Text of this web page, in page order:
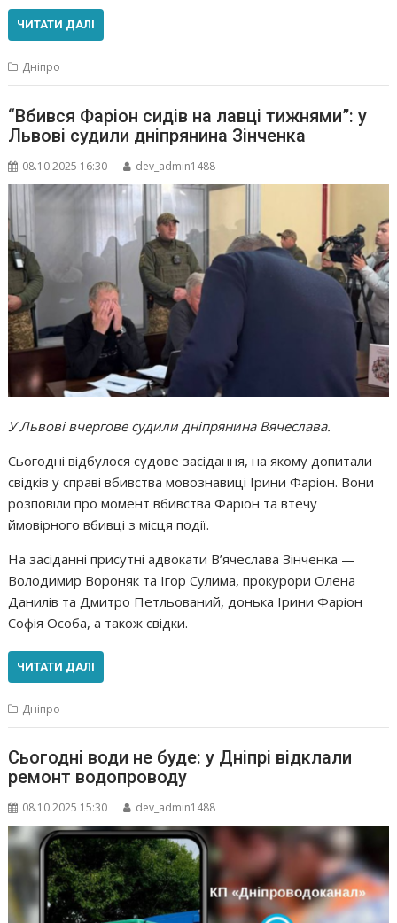
ЧИТАТИ ДАЛІ
Дніпро
“Вбився Фаріон сидів на лавці тижнями”: у
Львові судили дніпрянина Зінченка
08.10.2025 16:30 dev_admin1488
У Львові вчергове судили дніпрянина Вячеслава.
Сьогодні відбулося судове засідання, на якому допитали
свідків у справі вбивства мовознавиці Ірини Фаріон. Вони
розповіли про момент вбивства Фаріон та втечу
ймовірного вбивці з місця події.
На засіданні присутні адвокати В’ячеслава Зінченка —
Володимир Вороняк та Ігор Сулима, прокурори Олена
Данилів та Дмитро Петльований, донька Ірини Фаріон
Софія Особа, а також свідки.
ЧИТАТИ ДАЛІ
Дніпро
Сьогодні води не буде: у Дніпрі відклали
ремонт водопроводу
08.10.2025 15:30 dev_admin1488